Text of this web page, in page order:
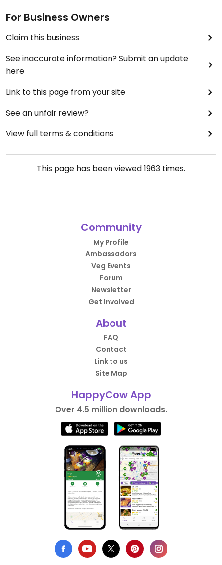
For Business Owners
Claim this business
See inaccurate information? Submit an update
here
Link to this page from your site
See an unfair review?
View full terms & conditions
This page has been viewed1963 times.
Community
My Profile
Ambassadors
Veg Events
Forum
Newsletter
Get Involved
About
FAQ
Contact
Link to us
Site Map
HappyCow App
Over 4.5 million downloads.